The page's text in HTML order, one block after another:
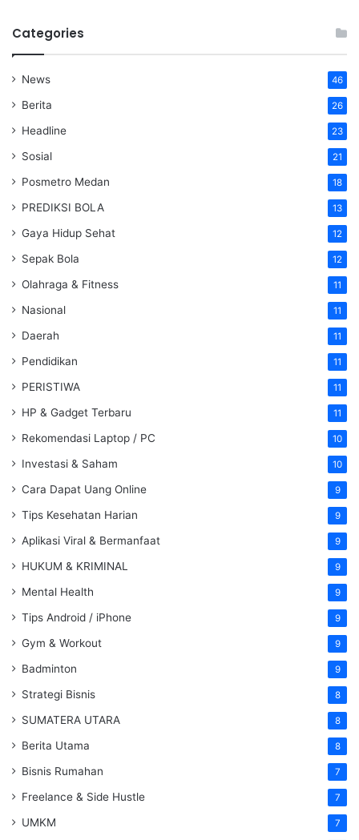
Categories
News 46
Berita 26
Headline 23
Sosial 21
Posmetro Medan 18
PREDIKSI BOLA 13
Gaya Hidup Sehat 12
Sepak Bola 12
Olahraga & Fitness 11
Nasional 11
Daerah 11
Pendidikan 11
PERISTIWA 11
HP & Gadget Terbaru 11
Rekomendasi Laptop / PC 10
Investasi & Saham 10
Cara Dapat Uang Online 9
Tips Kesehatan Harian 9
Aplikasi Viral & Bermanfaat 9
HUKUM & KRIMINAL 9
Mental Health 9
Tips Android / iPhone 9
Gym & Workout 9
Badminton 9
Strategi Bisnis 8
SUMATERA UTARA 8
Berita Utama 8
Bisnis Rumahan 7
Freelance & Side Hustle 7
UMKM 7